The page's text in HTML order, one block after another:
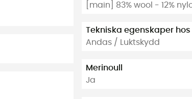
[main] 83% wool - 12%
Tekniska egenskaper
Andas / Luktskydd
Merinoull
Ja